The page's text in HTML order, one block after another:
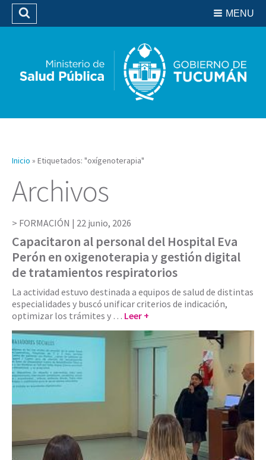
Biblioteca
MENU
Buscar
Inicio » Etiquetados: "oxígenoterapia"
Archivos
FORMACIÓN | 22 junio, 2026
Capacitaron al personal del Hospital Eva
Perón en oxigenoterapia y gestión digital
de tratamientos respiratorios
La actividad estuvo destinada a equipos de salud de distintas
especialidades y buscó unificar criterios de indicación,
optimizar los trámites y … Leer +